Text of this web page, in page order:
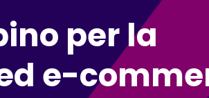
per la
e-